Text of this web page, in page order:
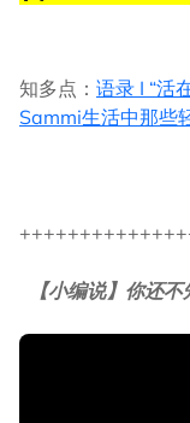
知多点： 语录 I “活
Sammi生活中那些
【小编说】你还不